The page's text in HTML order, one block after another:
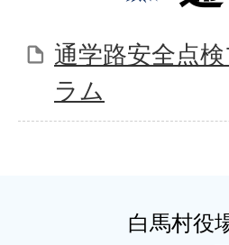
通学路安全点
ラム
白馬村役